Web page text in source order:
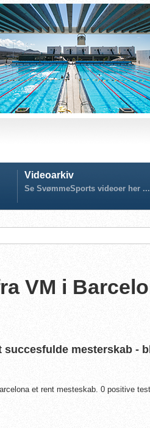
Videoarkiv
Se SvømmeSports videoer her ...
VM i
succesfulde mesterskab -
et rent mesteskab. 0 positive